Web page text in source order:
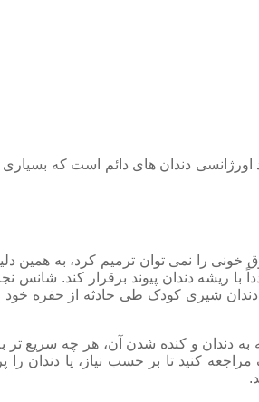
دندان های دائم است که
را نمی توان ترمیم کرد، به همین
ریشه دندان پیوند برقرار کند. شانس
دندان شیری کودک طی حادثه از حفره
و کنده شدن آن، هر چه سریع تر به
کنید تا بر حسب نیاز، یا دندان را